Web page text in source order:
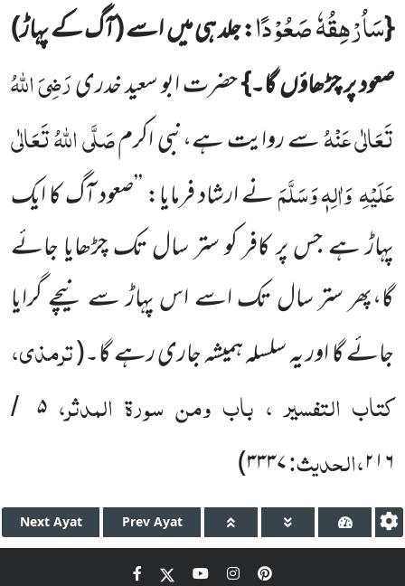
{سَاُرْهِقُهٗ صَعُوْدًا: جلد ہی میںاسے(آگ کے پہاڑ)
صعود پر چڑھاؤں گا۔}حضرت ابو سعید خدریرَضِیَ اللّٰہُ
تَعَالٰی عَنْہُسے روایت ہے،نبی اکرمصَلَّی اللّٰہُ تَعَالٰی
عَلَیْہِوَاٰلِہٖ وَسَلَّمَنے ارشاد فرمایا:’’صعود آگ کا ایک
پہاڑ ہے جس پر کافر کو سترسال تک چڑھایا جائے
گا،پھر ستر سال تک اسے اس پہاڑ سے نیچے گرایا
جائے گا اور یہ سلسلہ ہمیشہ جاری رہے گا۔(ترمذی،
کتاب التفسیر ، باب ومن سورۃ المدثر،۵ /
۲۱۶،الحدیث:۳۳۳۷)
Next Ayat Prev Ayat